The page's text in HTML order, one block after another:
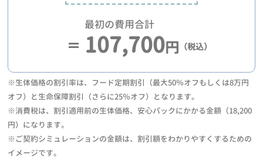
最初の費用合計
107,700円 （税込）
※生体価格の割引率は、フード定期割引（最大50％オフもしくは8万円
オフ）と生命保障割引（さらに25％オフ）となります。
※消費税は、割引適用前の生体価格、安心パックにかかる金額（18,200
円）になります。
※ご契約シミュレーションの金額は、割引額をわかりやすくするための
イメージです。